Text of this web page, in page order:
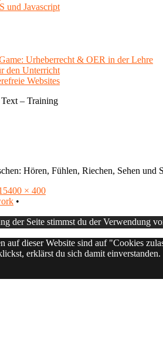
und Javascript
Urheberrecht & OER in der Lehre
den Unterricht
Websites
Hören, Fühlen, Riechen, Sehen und
Volle
Größe
400 × 400
•
der Seite stimmst du der Verwendung
auf dieser Website sind auf "Cookies
erklärst du sich damit einverstanden.